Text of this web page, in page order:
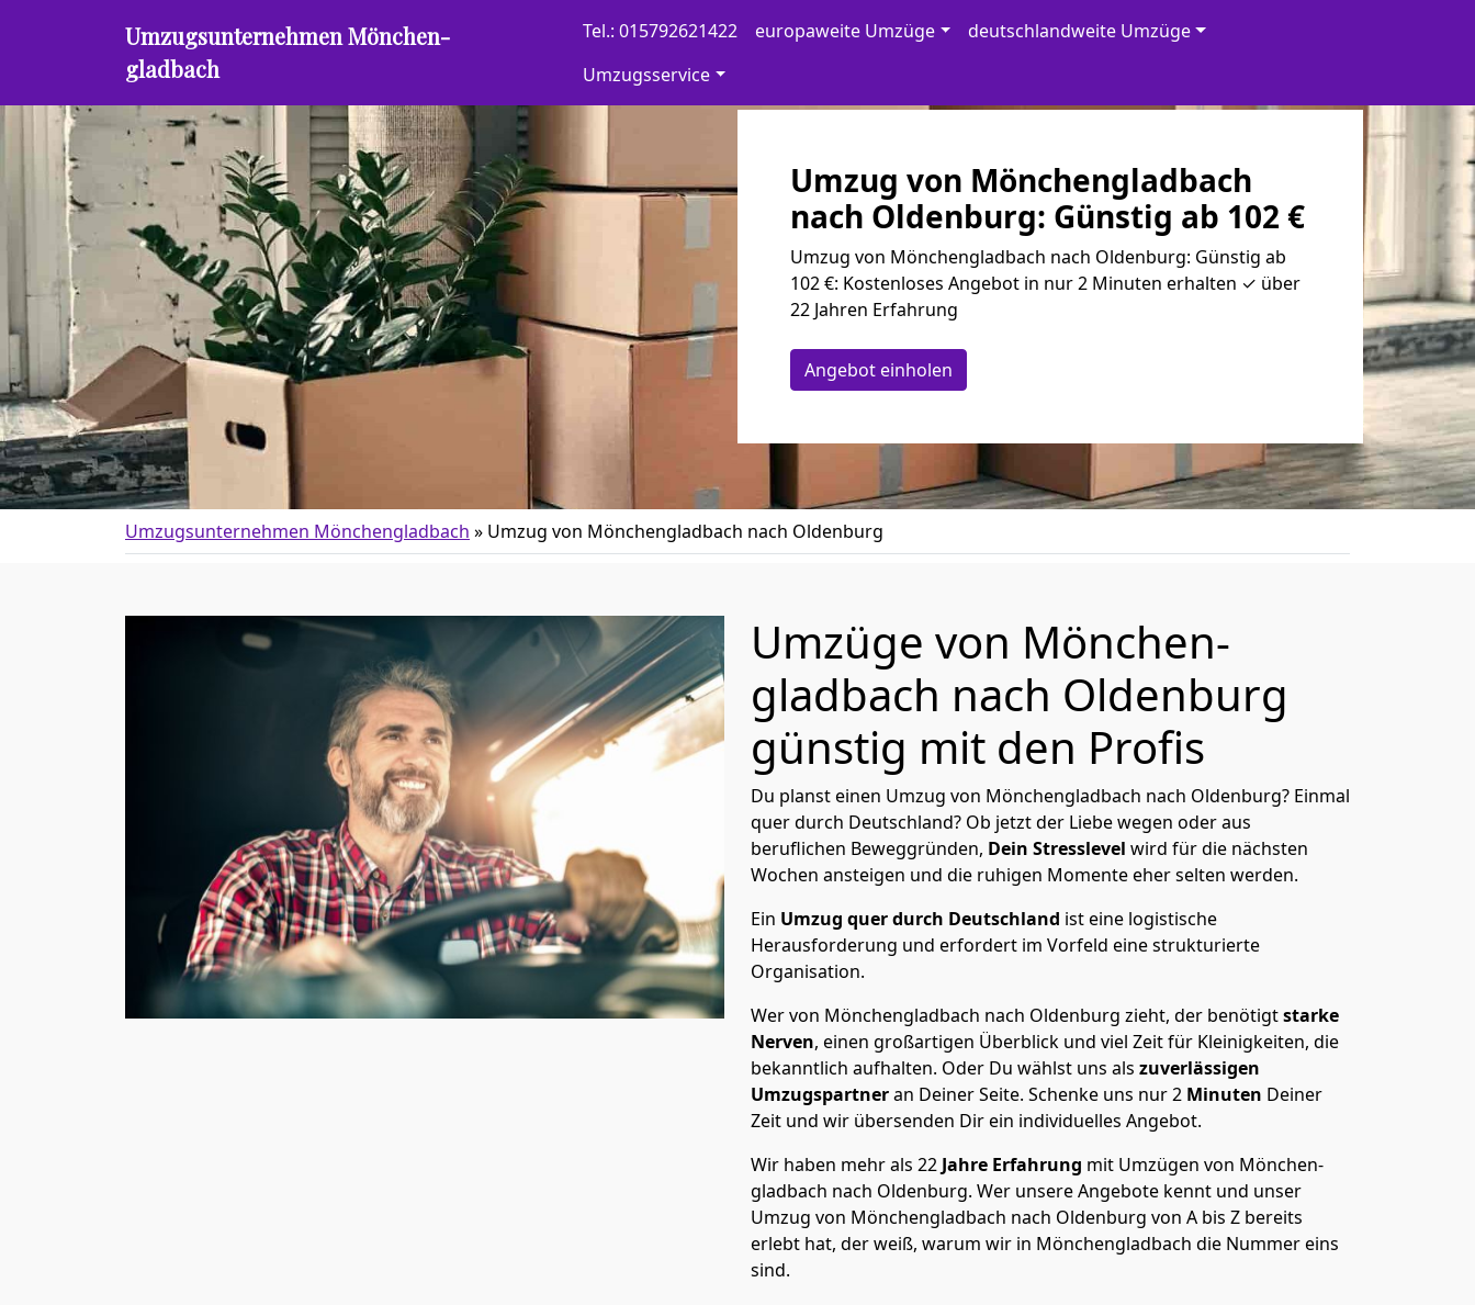
Umzugsunternehmen Mönchen­
gladbach
Tel.: 015792621422 europaweite Umzüge
deutschlandweite Umzüge
Umzugsservice
Umzug von Mönchen­gladbach
nach Oldenburg: Günstig ab 102 €
Umzug von Mönchen­gladbach nach Oldenburg: Günstig ab
102 €: Kostenloses Angebot in nur 2 Minuten erhalten ✓ über
22 Jahren Erfahrung
Angebot einholen
Umzugsunternehmen Mönchen­gladbach » Umzug von Mönchen­gladbach nach Oldenburg
Umzüge von Mönchen­
gladbach nach Oldenburg
günstig mit den Profis
Du planst einen Umzug von Mönchen­gladbach nach Oldenburg? Einmal
quer durch Deutschland? Ob jetzt der Liebe wegen oder aus
beruflichen Beweggründen, Dein Stresslevel wird für die nächsten
Wochen ansteigen und die ruhigen Momente eher selten werden.
Ein Umzug quer durch Deutschland ist eine logistische
Herausforderung und erfordert im Vorfeld eine strukturierte
Organisation.
Wer von Mönchen­gladbach nach Oldenburg zieht, der benötigtstarke
Nerven, einen großartigen Überblick und viel Zeit für Kleinigkeiten, die
bekanntlich aufhalten. Oder Du wählst uns als zuverlässigen
Umzugspartneran Deiner Seite. Schenke uns nur2 Minuten Deiner
Zeit und wir übersenden Dir ein individuelles Angebot.
Wir haben mehr als 22 Jahre Erfahrung mit Umzügen von Mönchen­
gladbach nach Oldenburg. Wer unsere Angebote kennt und unser
Umzug von Mönchen­gladbach nach Oldenburg von A bis Z bereits
erlebt hat, der weiß, warum wir in Mönchen­gladbach die Nummer eins
sind.